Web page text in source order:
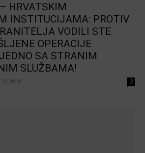
HRVATSKIM
INSTITUCIJAMA: PROTIV
VODILI STE
OPERACIJE
SA STRANIM
SLUŽBAMA!
2